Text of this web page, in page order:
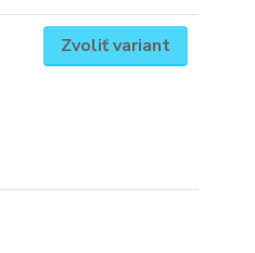
Zvoliť variant